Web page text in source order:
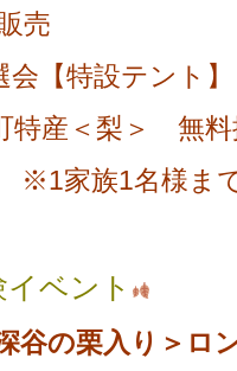
売
特設テント】
産＜梨＞ 無料
族1名様ま
ベント
の栗入り＞ロ